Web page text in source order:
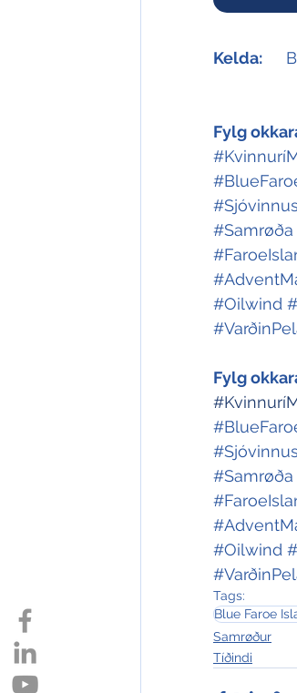
Kelda:
Fylg
#Samrøða
#Oilwind
Fylg
#Samrøða
#Oilwind
Tags:
Blue Faroe
Samrøður
Tíðindi